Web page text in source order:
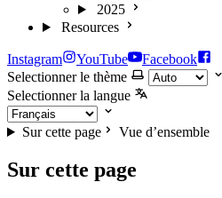
2025
Resources
Instagram YouTube
Facebook
Selectionner le thème
Selectionner la langue
Sur cette page Vue d’ensemble
Sur cette page